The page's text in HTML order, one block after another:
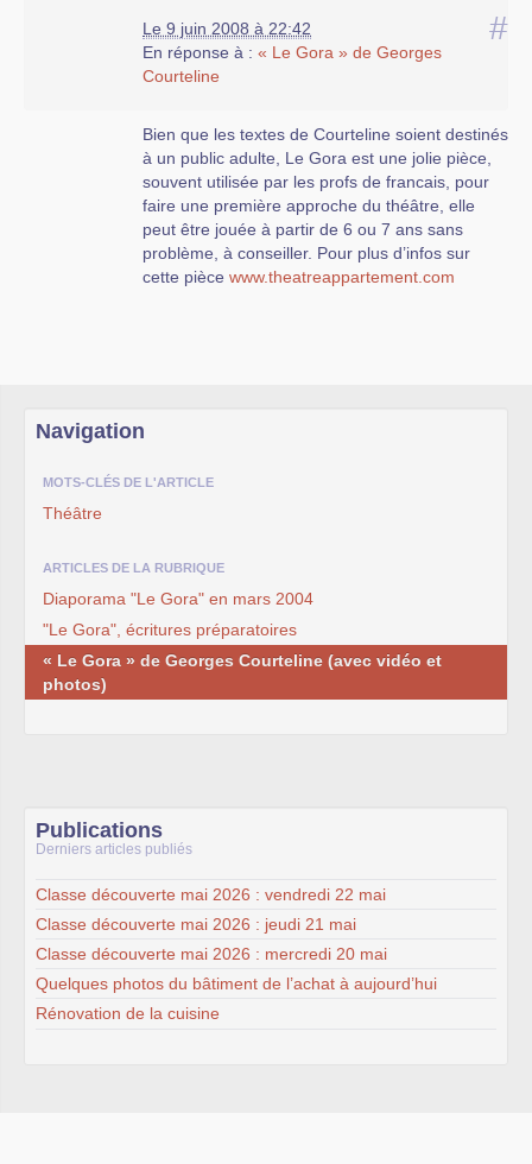
#
Le 9 juin 2008 à 22:42
En réponse à : « Le Gora » de Georges
Courteline
Bien que les textes de Courteline soient destinés
à un public adulte, Le Gora est une jolie pièce,
souvent utilisée par les profs de francais, pour
faire une première approche du théâtre, elle
peut être jouée à partir de 6 ou 7 ans sans
problème, à conseiller. Pour plus d’infos sur
cette pièce www.theatreappartement.com
Navigation
MOTS-CLÉS DE L'ARTICLE
Théâtre
ARTICLES DE LA RUBRIQUE
Diaporama "Le Gora" en mars 2004
"Le Gora", écritures préparatoires
« Le Gora » de Georges Courteline (avec vidéo et
photos)
Publications
Derniers articles publiés
Classe découverte mai 2026 : vendredi 22 mai
Classe découverte mai 2026 : jeudi 21 mai
Classe découverte mai 2026 : mercredi 20 mai
Quelques photos du bâtiment de l’achat à aujourd’hui
Rénovation de la cuisine